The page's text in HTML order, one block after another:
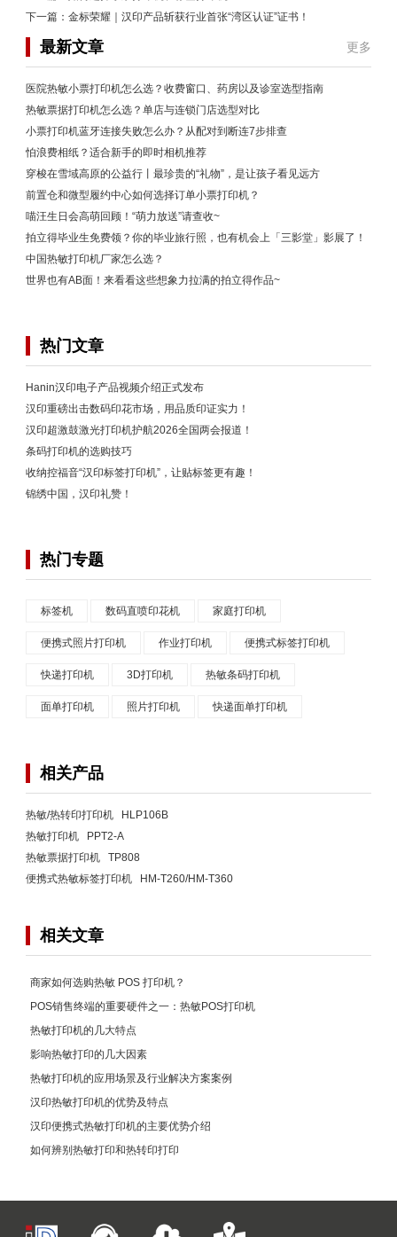
下一篇： 金标荣耀｜汉印产品斩获行业首张“湾区认证”证书！
最新文章 更多
医院热敏小票打印机怎么选？收费窗口、药房以及诊室选型指南
热敏票据打印机怎么选？单店与连锁门店选型对比
小票打印机蓝牙连接失败怎么办？从配对到断连7步排查
怕浪费相纸？适合新手的即时相机推荐
穿梭在雪域高原的公益行丨最珍贵的“礼物”，是让孩子看见远方
前置仓和微型履约中心如何选择订单小票打印机？
喵汪生日会高萌回顾！“萌力放送”请查收~
拍立得毕业生免费领？你的毕业旅行照，也有机会上「三影堂」影展了！
中国热敏打印机厂家怎么选？
世界也有AB面！来看看这些想象力拉满的拍立得作品~
热门文章
Hanin汉印电子产品视频介绍正式发布
汉印重磅出击数码印花市场，用品质印证实力！
汉印超激鼓激光打印机护航2026全国两会报道！
条码打印机的选购技巧
收纳控福音“汉印标签打印机”，让贴标签更有趣！
锦绣中国，汉印礼赞！
热门专题
标签机 数码直喷印花机 家庭打印机
便携式照片打印机 作业打印机 便携式标签打印机
快递打印机 3D打印机 热敏条码打印机
面单打印机 照片打印机 快递面单打印机
相关产品
热敏/热转印打印机 HLP106B
热敏打印机 PPT2-A
热敏票据打印机 TP808
便携式热敏标签打印机 HM-T260/HM-T360
相关文章
商家如何选购热敏 POS 打印机？
POS销售终端的重要硬件之一：热敏POS打印机
热敏打印机的几大特点
影响热敏打印的几大因素
热敏打印机的应用场景及行业解决方案案例
汉印热敏打印机的优势及特点
汉印便携式热敏打印机的主要优势介绍
如何辨别热敏打印和热转印打印